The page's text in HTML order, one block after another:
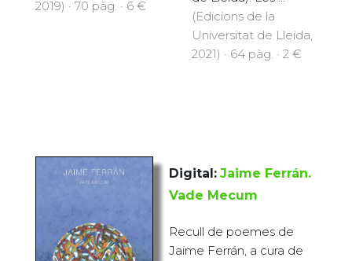
2019) · 70 pàg. · 6 €
(Edicions de la
Universitat de Lleida,
2021) · 64 pàg. · 2 €
Digital: Jaime Ferrán.
Vade Mecum
Recull de poemes de
Jaime Ferrán, a cura de